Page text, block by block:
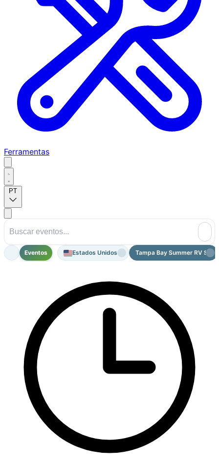
Ferramentas
PT
Eventos Estados Unidos Tampa Bay Summer RV